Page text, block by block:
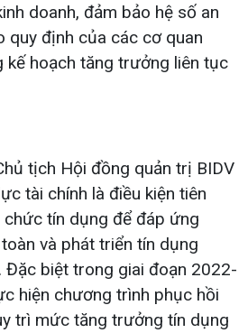
doanh, đảm bảo hệ số an
quy định của các cơ quan
kế hoạch tăng trưởng liên tục
tịch Hội đồng quản trị BIDV
tài chính là điều kiện tiên
tín dụng để đáp ứng
và phát triển tín dụng
Đặc biệt trong giai đoạn 2022-
hiện chương trình phục hồi
trì mức tăng trưởng tín dụng